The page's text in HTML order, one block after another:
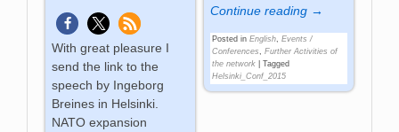
Continue reading →
Posted in English, Events /
Conferences
Further Activities of
the network| Tagged
Helsinki_Conf_2015
With great pleasure I
send the link to the
speech by Ingeborg
Breines in Helsinki.
NATO expansion